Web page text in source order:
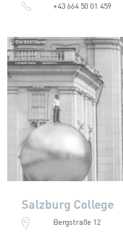
+43 664 50 01 459
© Die Abbilderei
Salzburg College
Bergstraße 12